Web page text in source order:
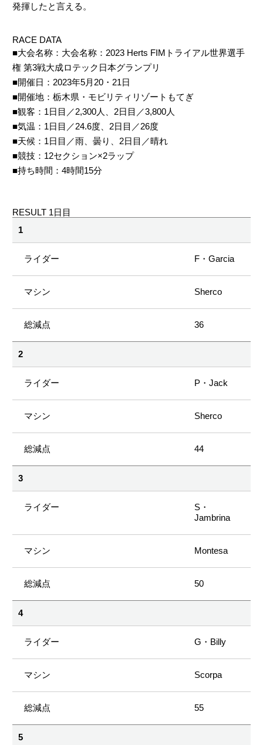
発揮したと言える。
RACE DATA
■大会名称：大会名称：2023 Herts FIMトライアル世界選手
権 第3戦大成ロテック日本グランプリ
■開催日：2023年5月20・21日
■開催地：栃木県・モビリティリゾートもてぎ
■観客：1日目／2,300人、2日目／3,800人
■気温：1日目／24.6度、2日目／26度
■天候：1日目／雨、曇り、2日目／晴れ
■競技：12セクション×2ラップ
■持ち時間：4時間15分
RESULT 1日目
1
F・Garcia
Sherco
36
2
P・Jack
Sherco
44
3
S・
Jambrina
Montesa
50
4
G・Billy
Scorpa
55
5